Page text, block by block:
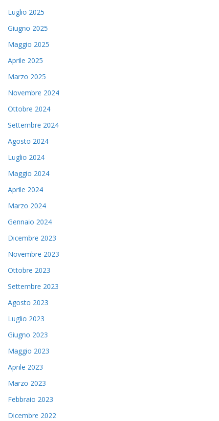
Luglio 2025
Giugno 2025
Maggio 2025
Aprile 2025
Marzo 2025
Novembre 2024
Ottobre 2024
Settembre 2024
Agosto 2024
Luglio 2024
Maggio 2024
Aprile 2024
Marzo 2024
Gennaio 2024
Dicembre 2023
Novembre 2023
Ottobre 2023
Settembre 2023
Agosto 2023
Luglio 2023
Giugno 2023
Maggio 2023
Aprile 2023
Marzo 2023
Febbraio 2023
Dicembre 2022